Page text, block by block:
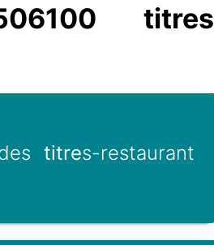
titres
titres-restaurant